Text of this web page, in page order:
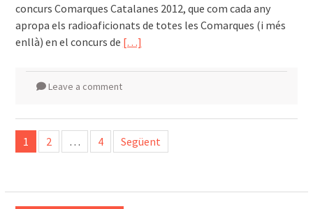
concurs Comarques Catalanes 2012, que com cada any
apropa els radioaficionats de totes les Comarques (i més
enllà) en el concurs de […]
Leave a comment
Paginació
de
entrades
1 2 … 4 Següent